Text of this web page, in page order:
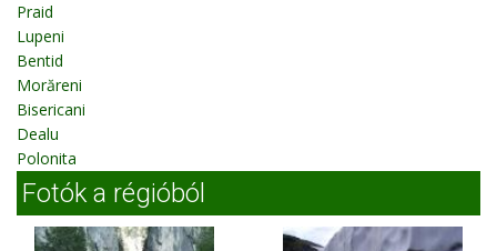
Praid
Lupeni
Bentid
Morăreni
Bisericani
Dealu
Polonita
Fotók a régióból